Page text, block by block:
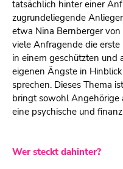
tatsächlich hinter einer
zugrundeliegende
etwa Nina Bernberger
viele Anfragende die
in einem geschützten und
eigenen Ängste in
sprechen. Dieses Thema
bringt sowohl Angehörige
eine psychische und
Wer steckt dahinter?